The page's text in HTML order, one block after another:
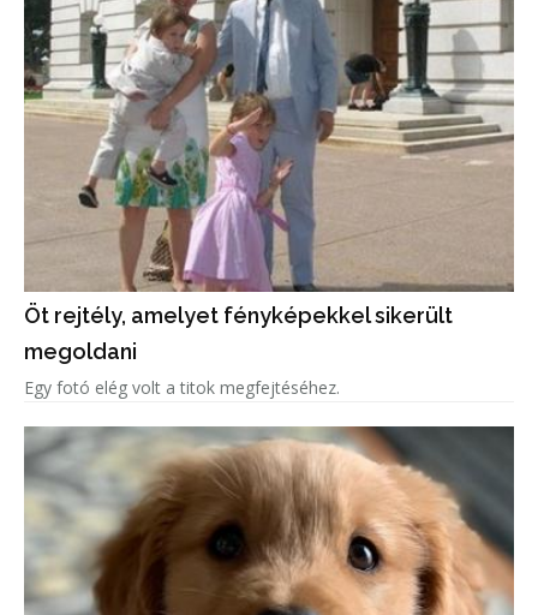
Öt rejtély, amelyet fényképekkel sikerült
megoldani
Egy fotó elég volt a titok megfejtéséhez.